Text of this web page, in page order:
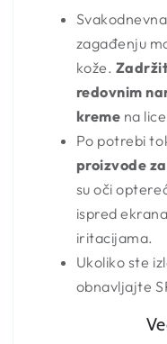
zagađenju
kože.
redovnim
kreme na
Po potrebi
proizvode
su oči
ispred
iritacijama.
Ukoliko ste
obnavljajte